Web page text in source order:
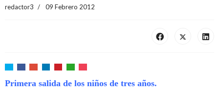
redactor3 09 Febrero 2012
Primera salida de los niños de tres años.